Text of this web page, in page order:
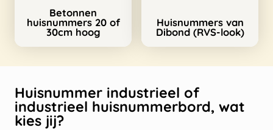
Betonnen
huisnummers 20 of
30cm hoog
Huisnummers van
Dibond (RVS-look)
Huisnummer industrieel of
industrieel huisnummerbord, wat
kies jij?